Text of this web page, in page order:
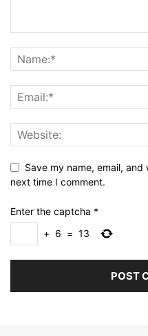
Save my name, email,
next time I comment.
Enter the captcha *
+ 6 = 13